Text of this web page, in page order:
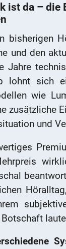
ist da – die
bisherigen
und den
Jahre
lohnt sich
wie
zusätzliche
und